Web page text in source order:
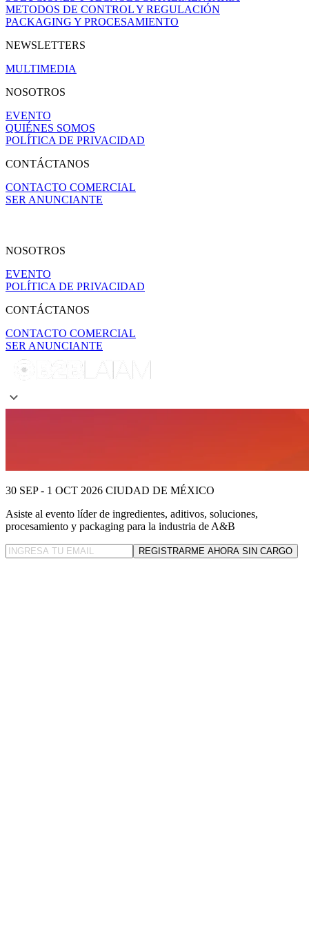
METODOS DE CONTROL Y REGULACIÓN
PACKAGING Y PROCESAMIENTO
NEWSLETTERS
MULTIMEDIA
NOSOTROS
EVENTO
QUIÉNES SOMOS
POLÍTICA DE PRIVACIDAD
CONTÁCTANOS
CONTACTO COMERCIAL
SER ANUNCIANTE
NOSOTROS
EVENTO
POLÍTICA DE PRIVACIDAD
CONTÁCTANOS
CONTACTO COMERCIAL
SER ANUNCIANTE
30 SEP - 1 OCT 2026 CIUDAD DE MÉXICO
Asiste al evento líderde ingredientes, aditivos, soluciones,
procesamiento y packaging para la industria de A&B
REGISTRARME AHORA SIN CARGO